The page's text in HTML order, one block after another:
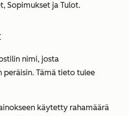
Sopimukset ja Tulot.
nimi, josta
peräisin. Tämä tieto tulee
käytetty rahamäärä